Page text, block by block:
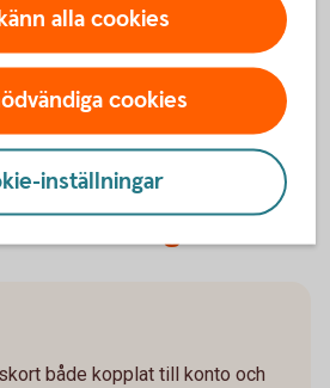
antal anställda.
– företagskort
både kopplat till konto och
alla cookies
cookies
inställningar